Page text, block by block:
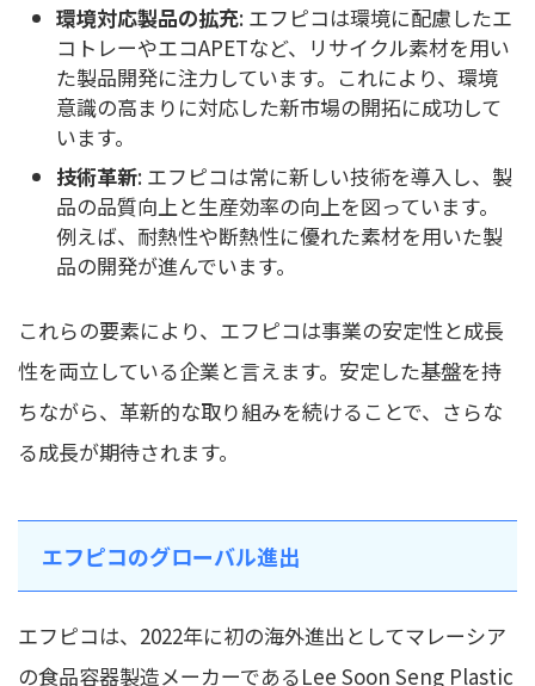
環境対応製品の拡充: エフピコは環境に配慮したエ
コトレーやエコAPETなど、リサイクル素材を用い
た製品開発に注力しています。これにより、環境
意識の高まりに対応した新市場の開拓に成功して
います。
技術革新: エフピコは常に新しい技術を導入し、製
品の品質向上と生産効率の向上を図っています。
例えば、耐熱性や断熱性に優れた素材を用いた製
品の開発が進んでいます。
これらの要素により、エフピコは事業の安定性と成長
性を両立している企業と言えます。安定した基盤を持
ちながら、革新的な取り組みを続けることで、さらな
る成長が期待されます。
エフピコのグローバル進出
エフピコは、2022年に初の海外進出としてマレーシア
の食品容器製造メーカーであるLee Soon Seng Plastic